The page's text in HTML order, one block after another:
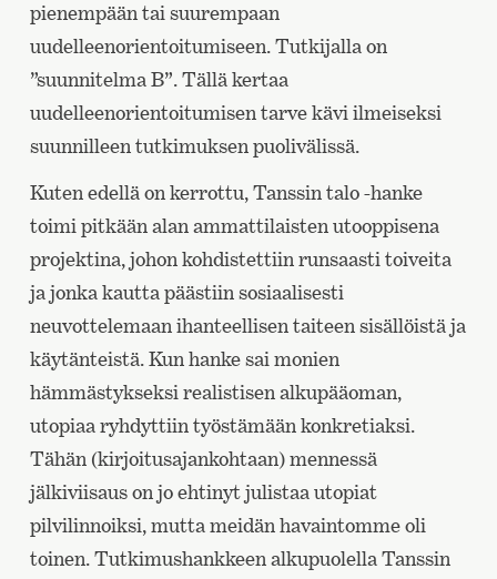
pienempään tai suurempaan
uudelleenorientoitumiseen. Tutkijalla on
”suunnitelma B”. Tällä kertaa
uudelleenorientoitumisen tarve kävi ilmeiseksi
suunnilleen tutkimuksen puolivälissä.
Kuten edellä on kerrottu, Tanssin talo -hanke
toimi pitkään alan ammattilaisten utooppisena
projektina, johon kohdistettiin runsaasti toiveita
ja jonka kautta päästiin sosiaalisesti
neuvottelemaan ihanteellisen taiteen sisällöistä ja
käytänteistä. Kun hanke sai monien
hämmästykseksi realistisen alkupääoman,
utopiaa ryhdyttiin työstämään konkretiaksi.
Tähän (kirjoitusajankohtaan) mennessä
jälkiviisaus on jo ehtinyt julistaa utopiat
pilvilinnoiksi, mutta meidän havaintomme oli
toinen. Tutkimushankkeen alkupuolella Tanssin